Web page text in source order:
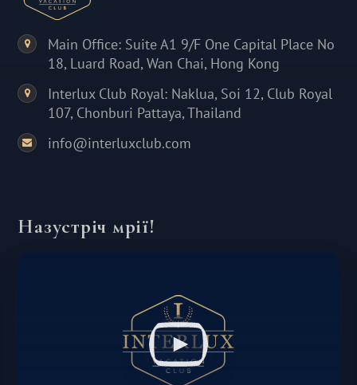
Main Office: Suite A1 9/F One Capital Place No
18, Luard Road, Wan Chai, Hong Kong
Interlux Club Royal: Naklua, Soi 12, Club Royal
107, Chonburi Pattaya, Thailand
info@interluxclub.com
Назустріч мрії!